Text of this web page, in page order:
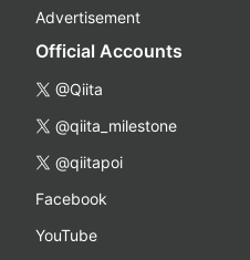
Advertisement
Official Accounts
@Qiita
@qiita_milestone
@qiitapoi
Facebook
YouTube